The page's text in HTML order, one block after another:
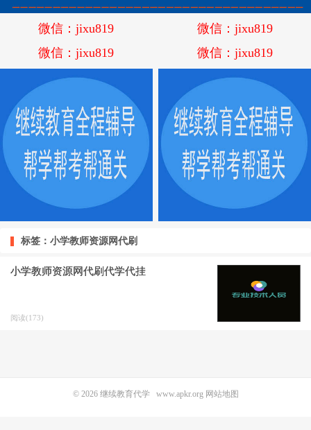
微信：jixu819
微信：jixu819
微信：jixu819
微信：jixu819
标签：小学教师资源网代刷
小学教师资源网代刷代学代挂
阅读(173)
© 2026 继续教育代学 www.apkr.org 网站地图